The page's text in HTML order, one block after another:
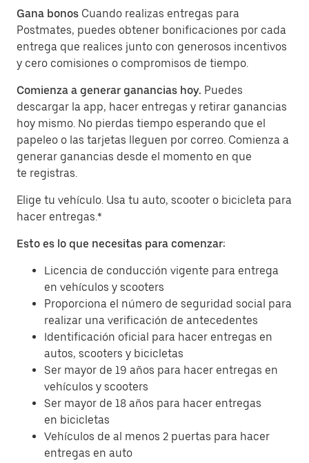
Gana bonos Cuando realizas entregas para
Postmates, puedes obtener bonificaciones por cada
entrega que realices junto con generosos incentivos
y cero comisiones o compromisos de tiempo.
Comienza a generar ganancias hoy. Puedes
descargar la app, hacer entregas y retirar ganancias
hoy mismo. No pierdas tiempo esperando que el
papeleo o las tarjetas lleguen por correo. Comienza a
generar ganancias desde el momento en que
te registras.
Elige tu vehículo. Usa tu auto, scooter o bicicleta para
hacer entregas.*
Esto es lo que necesitas para comenzar:
Licencia de conducción vigente para entrega
en vehículos y scooters
Proporciona el número de seguridad social para
realizar una verificación de antecedentes
Identificación oficial para hacer entregas en
autos, scooters y bicicletas
Ser mayor de 19 años para hacer entregas en
vehículos y scooters
Ser mayor de 18 años para hacer entregas
en bicicletas
Vehículos de al menos 2 puertas para hacer
entregas en auto